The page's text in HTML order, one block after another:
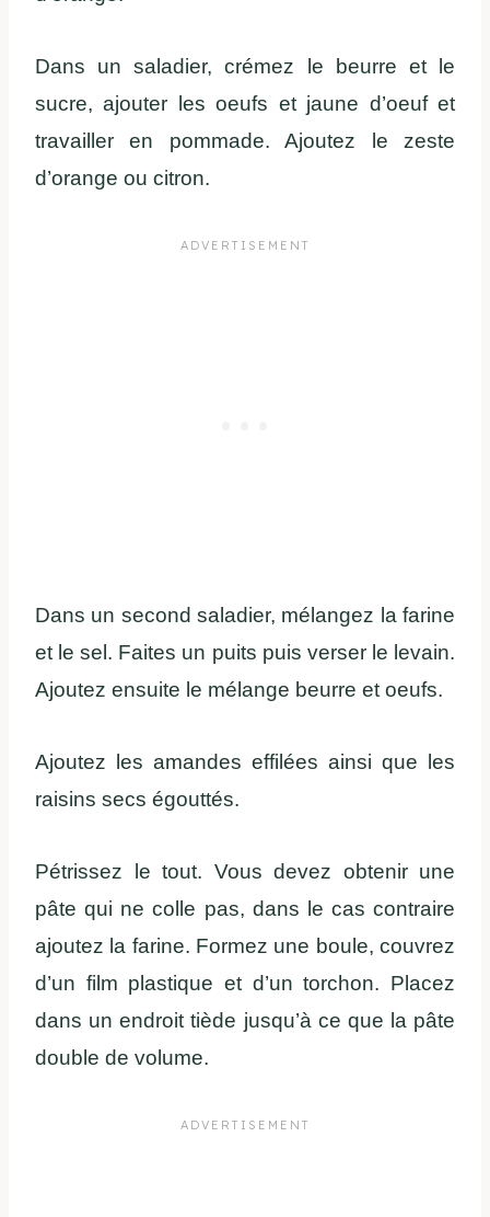
Dans un saladier, crémez le beurre et le
sucre, ajouter les oeufs et jaune d’oeuf et
travailler en pommade. Ajoutez le zeste
d’orange ou citron.
Dans un second saladier, mélangez la farine
et le sel. Faites un puits puis verser le levain.
Ajoutez ensuite le mélange beurre et oeufs.
Ajoutez les amandes effilées ainsi que les
raisins secs égouttés.
Pétrissez le tout. Vous devez obtenir une
pâte qui ne colle pas, dans le cas contraire
ajoutez la farine. Formez une boule, couvrez
d’un film plastique et d’un torchon. Placez
dans un endroit tiède jusqu’à ce que la pâte
double de volume.